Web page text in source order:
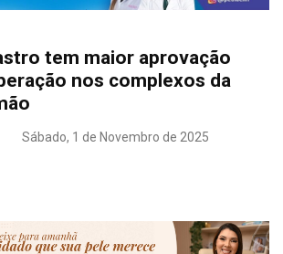
tem maior aprovação
nos complexos da
Sábado, 1 de Novembro de 2025